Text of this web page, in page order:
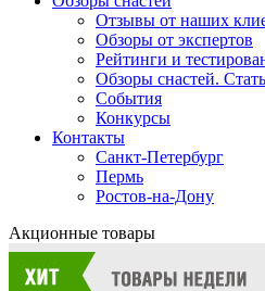
Отзывы от наших
Обзоры от экспертов
Рейтинги и
Обзоры снастей.
События
Конкурсы
Контакты
Санкт-Петербург
Пермь
Ростов-на-Дону
Акционные товары